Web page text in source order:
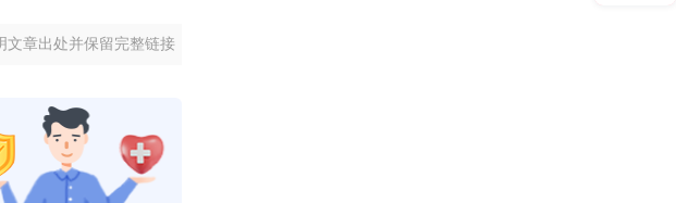
文章出处并保留完整链接